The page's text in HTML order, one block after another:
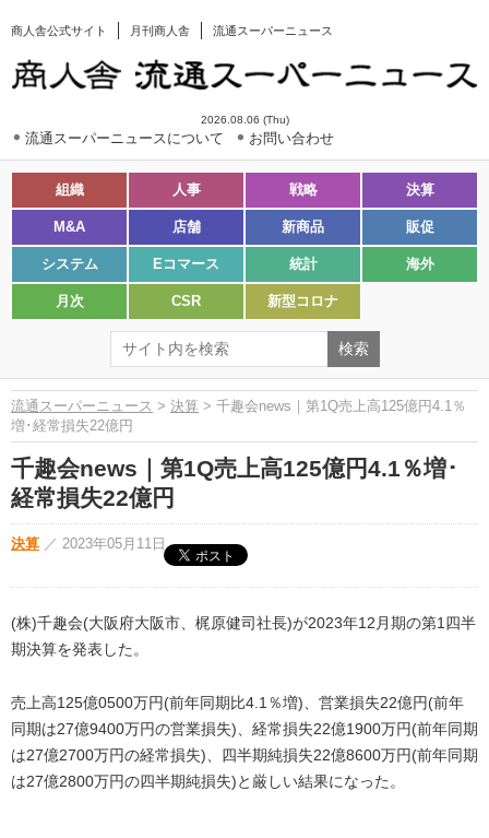
商人舎公式サイト 月刊商人舎 流通スーパーニュース
2026.08.06 (Thu)
流通スーパーニュースについて お問い合わせ
組織 人事 戦略 決算
M&A 店舗 新商品 販促
システム Eコマース 統計 海外
月次 CSR 新型コロナ
流通スーパーニュース > 決算 > 千趣会news｜第1Q売上高125億円4.1％
増･経常損失22億円
千趣会news｜第1Q売上高125億円4.1％増･
経常損失22億円
決算 ／ 2023年05月11日
(株)千趣会(大阪府大阪市、梶原健司社長)が2023年12月期の第1四半
期決算を発表した。
売上高125億0500万円(前年同期比4.1％増)、営業損失22億円(前年
同期は27億9400万円の営業損失)、経常損失22億1900万円(前年同期
は27億2700万円の経常損失)、四半期純損失22億8600万円(前年同期
は27億2800万円の四半期純損失)と厳しい結果になった。